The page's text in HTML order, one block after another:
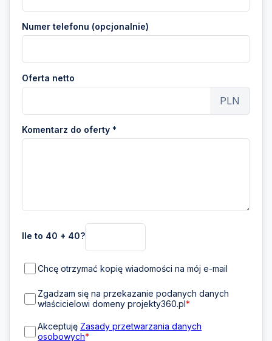
Numer telefonu (opcjonalnie)
Oferta netto
PLN
Komentarz do oferty *
Ile to 40 + 40?
Chcę otrzymać kopię wiadomości na mój e-mail
Zgadzam się na przekazanie podanych danych
właścicielowi domeny projekty360.pl*
Akceptuję Zasady przetwarzania danych
osobowych*